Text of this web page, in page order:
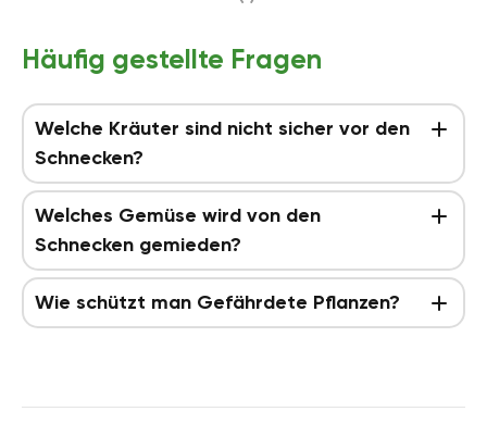
Häufig gestellte Fragen
Welche Kräuter sind nicht sicher vor den
Schnecken?
Welches Gemüse wird von den
Schnecken gemieden?
Wie schützt man Gefährdete Pflanzen?